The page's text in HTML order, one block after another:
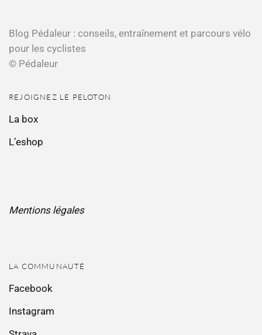
Blog Pédaleur : conseils, entraînement et parcours vélo
pour les cyclistes
© Pédaleur
REJOIGNEZ LE PELOTON
La box
L’eshop
Mentions légales
LA COMMUNAUTÉ
Facebook
Instagram